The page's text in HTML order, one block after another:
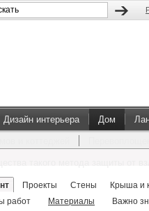
Дизайн интерьера Дом
Проекты Стены
Крыша и
работ Материалы Важно